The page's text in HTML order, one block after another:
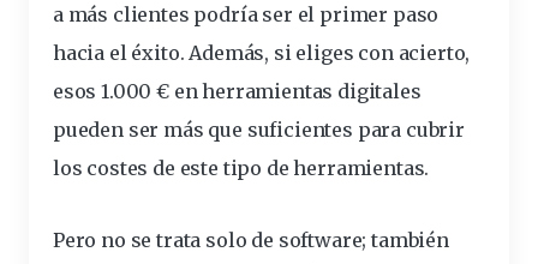
a más clientes podría ser el primer paso
hacia el éxito. Además, si eliges con acierto,
esos 1.000 € en herramientas digitales
pueden ser más que suficientes para cubrir
los costes de este tipo de herramientas.
Pero no se trata solo de software; también